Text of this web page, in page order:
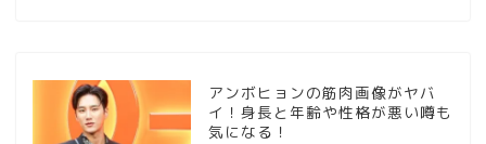
アンボヒョンの筋肉画像がヤバ
イ！身長と年齢や性格が悪い噂も
気になる！